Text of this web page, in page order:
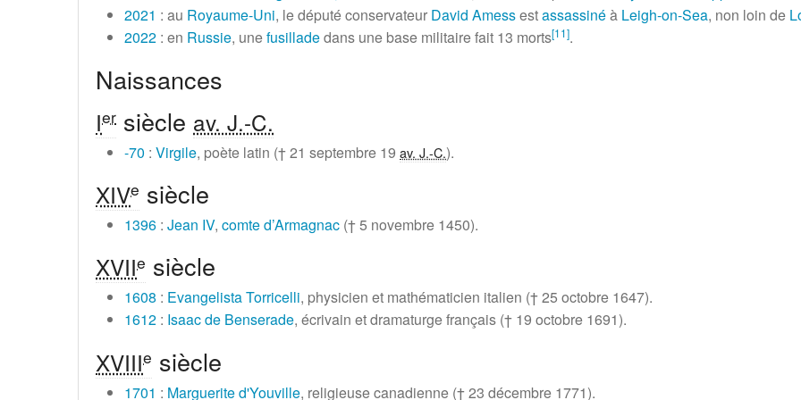
2021 : au Royaume-Uni, le député conservateur David Amessestassassinéà Leigh-on-Sea, non loin de
2022 : en Russie, unefusilladedans une base militaire fait 13 morts[11].
Naissances
Ier siècle av. J.-C.
-70 : Virgile, poète latin (†21 septembre 19 av. J.-C.).
XIVe siècle
1396 : Jean IV, comte d’Armagnac (†5 novembre 1450).
XVIIe siècle
1608 : Evangelista Torricelli, physicien et mathématicien italien (†25 octobre 1647).
1612 : Isaac de Benserade, écrivain et dramaturge français († 19 octobre 1691).
XVIIIe siècle
1701 : Marguerite d'Youville, religieuse canadienne (†23 décembre 1771).